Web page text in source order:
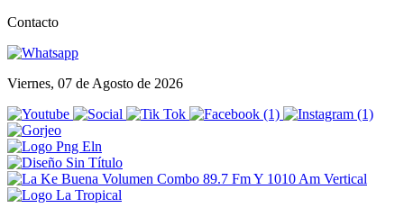
Contacto
Viernes, 07 de Agosto de 2026